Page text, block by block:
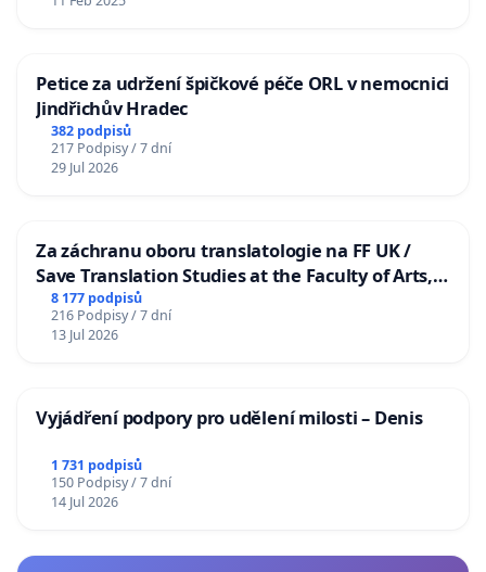
Petice za udržení špičkové péče ORL v nemocnici
Jindřichův Hradec
382 podpisů
217 Podpisy / 7 dní
29 Jul 2026
Za záchranu oboru translatologie na FF UK /
Save Translation Studies at the Faculty of Arts,
Charles University
8 177 podpisů
216 Podpisy / 7 dní
13 Jul 2026
Vyjádření podpory pro udělení milosti – Denis
1 731 podpisů
150 Podpisy / 7 dní
14 Jul 2026